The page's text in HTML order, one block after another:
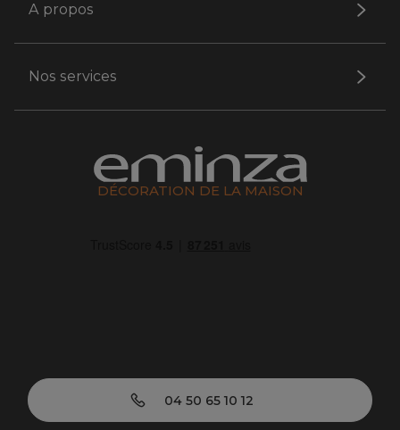
A propos
Nos services
DÉCORATION DE LA MAISON
04 50 65 10 12